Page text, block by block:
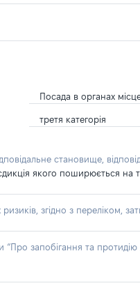
Посада в органах
третя категорія
становище,
якого поширюється на
згідно з переліком,
“Про запобігання та